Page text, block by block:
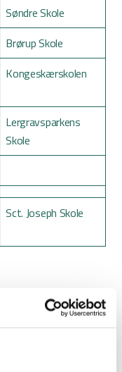
Søndre Skole
Brørup Skole
Kongeskærskolen
Lergravsparkens
Skole
Sct. Joseph Skole
Piger